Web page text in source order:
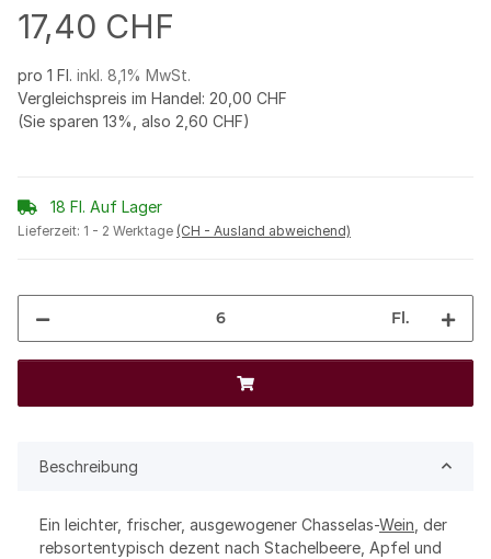
17,40 CHF
pro 1 Fl. inkl. 8,1% MwSt.
Vergleichspreis im Handel: 20,00 CHF
(Sie sparen 13% , also 2,60 CHF)
18 Fl. Auf Lager
Lieferzeit: 1 - 2 Werktage (CH - Ausland abweichend)
Fl.
Beschreibung
Ein leichter, frischer, ausgewogener Chasselas-Wein , der
rebsortentypisch dezent nach Stachelbeere, Apfel und